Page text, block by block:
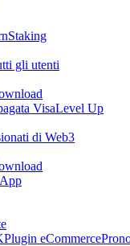
Staking
gli utenti
VisaLevel Up
di Web3
Plugin eCommerce